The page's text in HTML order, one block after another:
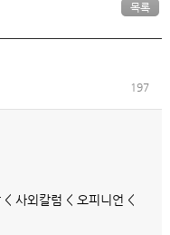
목록
197
< 사외칼럼 < 오피니언 <